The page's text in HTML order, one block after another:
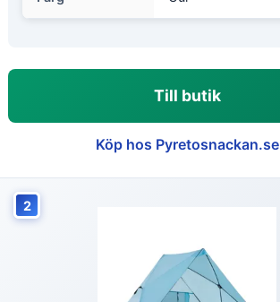
Till butik
Köp hos Pyretosnackan.se
2